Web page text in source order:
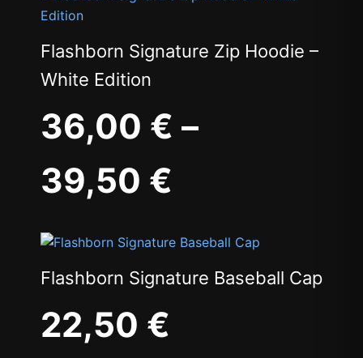
Flashborn Signature Zip Hoodie –
White Edition
36,00 € –
39,50 €
Flashborn Signature Baseball Cap
22,50 €